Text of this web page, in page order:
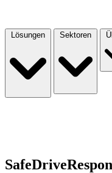
Lösungen Sektoren